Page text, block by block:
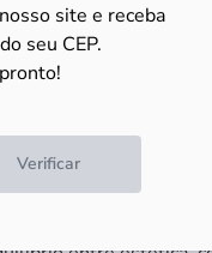
site e receba
seu CEP.
Verificar
em uma peça
praticidade
e longa
de qualidade